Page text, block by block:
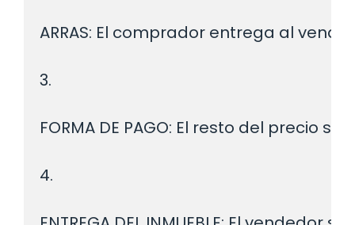
ARRAS: El comprador entrega al
3.
FORMA DE PAGO: El resto del precio
4.